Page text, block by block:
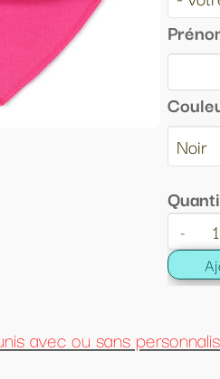
à personnaliser :
du texte: :